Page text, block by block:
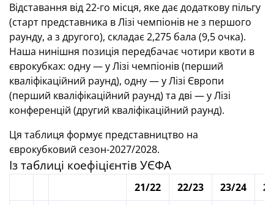
Відставання від 22-го місця, яке дає додаткову пільгу
(старт представника в Лізі чемпіонів не з першого
раунду, а з другого), складає 2,275 бала (9,5 очка).
Наша нинішня позиція передбачає чотири квоти в
єврокубках: одну — у Лізі чемпіонів (перший
кваліфікаційний раунд), одну — у Лізі Європи
(перший кваліфікаційний раунд) та дві — у Лізі
конференцій (другий кваліфікаційний раунд).
Ця таблиця формує представництво на
єврокубковий сезон-2027/2028.
Із таблиці коефіцієнтів УЄФА
21/22 22/23 23/24